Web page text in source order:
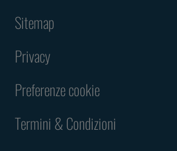
Sitemap
Privacy
Preferenze cookie
Termini & Condizioni